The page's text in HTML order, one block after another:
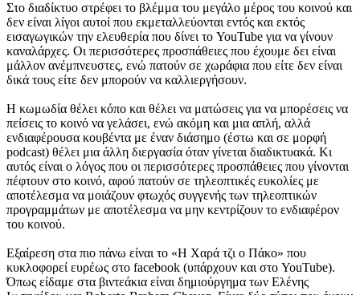
Στο διαδίκτυο στρέφει το βλέμμα του μεγάλο μέρος του κοινού και
δεν είναι λίγοι αυτοί που εκμεταλλεύονται εντός και εκτός
εισαγωγικών την ελευθερία που δίνει το YouTube για να γίνουν
καναλάρχες. Οι περισσότερες προσπάθειες που έχουμε δει είναι
μάλλον ανέμπνευστες, ενώ πατούν σε χωράφια που είτε δεν είναι
δικά τους είτε δεν μπορούν να καλλιεργήσουν.
Η κωμωδία θέλει κόπο και θέλει να ματώσεις για να μπορέσεις να
πείσεις το κοινό να γελάσει, ενώ ακόμη και μια απλή, αλλά
ενδιαφέρουσα κουβέντα με έναν διάσημο (έστω και σε μορφή
podcast) θέλει μια άλλη διεργασία όταν γίνεται διαδικτυακά. Κι
αυτός είναι ο λόγος που οι περισσότερες προσπάθειες που γίνονται
πέφτουν στο κοινό, αφού πατούν σε τηλεοπτικές ευκολίες με
αποτέλεσμα να μοιάζουν φτωχός συγγενής των τηλεοπτικών
προγραμμάτων με αποτέλεσμα να μην κεντρίζουν το ενδιαφέρον
του κοινού.
Εξαίρεση στα πιο πάνω είναι το «Η Χαρά τζι ο Πάκο» που
κυκλοφορεί ευρέως στο facebook (υπάρχουν και στο YouTube).
Όπως είδαμε στα βιντεάκια είναι δημιούργημα των Ελένης